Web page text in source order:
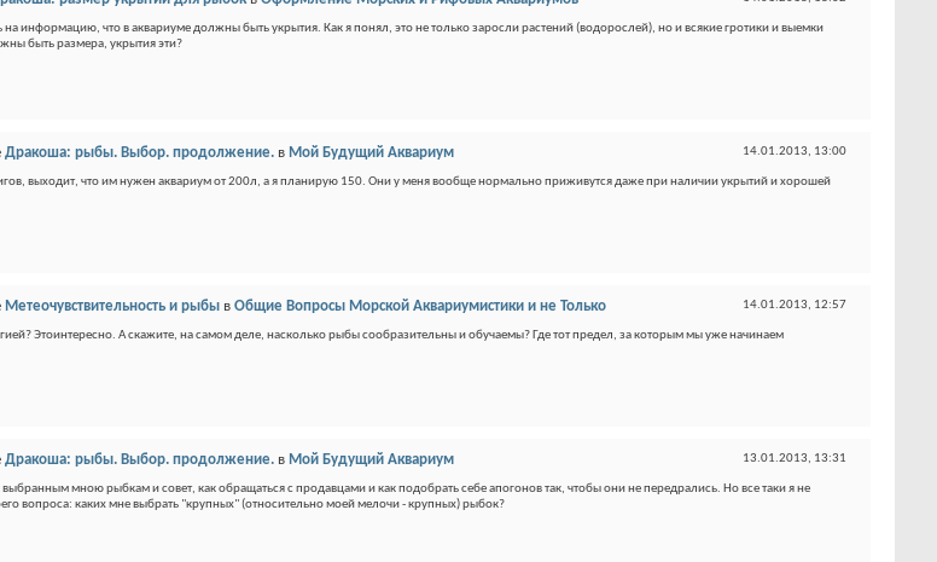
на информацию, что в аквариуме должны быть укрытия. Как я понял, это не только заросли растений (водорослей), но и всякие гротики и выемки
быть размера, укрытия эти?
14.01.2013, 13:00
Дракоша: рыбы. Выбор. продолжение. в Мой Будущий Аквариум
выходит, что им нужен аквариум от 200л, а я планирую 150. Они у меня вообще нормально приживутся даже при наличии укрытий и хорошей
14.01.2013, 12:57
Метеочувствительность и рыбы в Общие Вопросы Морской Аквариумистики и не Только
Этоинтересно. А скажите, на самом деле, насколько рыбы сообразительны и обучаемы? Где тот предел, за которым мы уже начинаем
13.01.2013, 13:31
Дракоша: рыбы. Выбор. продолжение. в Мой Будущий Аквариум
мною рыбкам и совет, как обращаться с продавцами и как подобрать себе апогонов так, чтобы они не передрались. Но все таки я не
вопроса: каких мне выбрать "крупных" (относительно моей мелочи - крупных) рыбок?